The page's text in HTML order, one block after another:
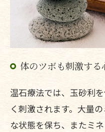
体のツボも刺激する
温石療法では、玉砂利
く刺激されます。大量
な状態を保ち、またミ